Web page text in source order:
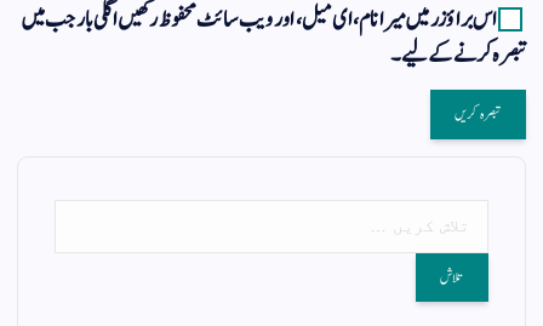
اس براؤزر میں میرا نام، ای میل، اور ویب سائٹ محفوظ رکھیں اگلی بار جب میں
تبصرہ کرنے کےلیے۔